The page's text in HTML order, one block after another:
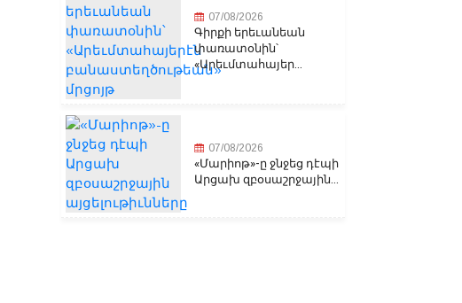
07/08/2026
Գիրքի երեւանեան
փառատօնին՝
«Արեւմտահայեր...
07/08/2026
«Մարիոթ»-ը ջնջեց դէպի
Արցախ զբօսաշրջային...